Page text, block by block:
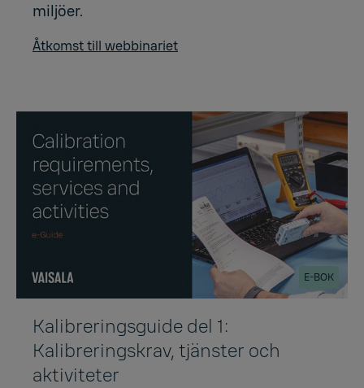
miljöer.
Åtkomst till webbinariet
E-BOK
Kalibreringsguide del 1:
Kalibreringskrav, tjänster och
aktiviteter